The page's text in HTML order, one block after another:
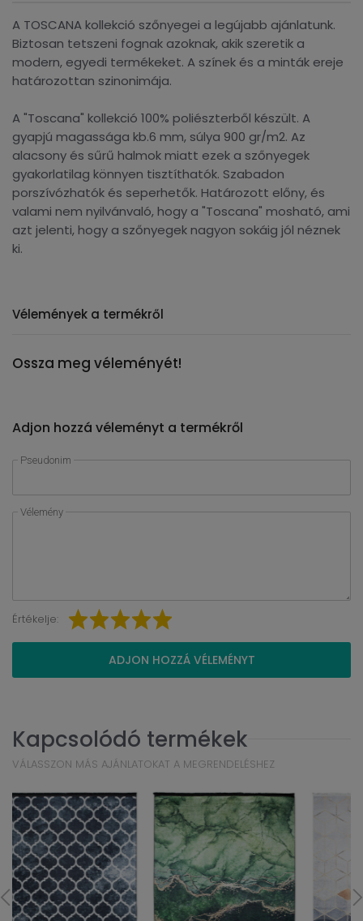
A TOSCANA kollekció szőnyegei a legújabb ajánlatunk.
Biztosan tetszeni fognak azoknak, akik szeretik a
modern, egyedi termékeket. A színek és a minták ereje
határozottan szinonimája.
A "Toscana" kollekció 100% poliészterből készült. A
gyapjú magassága kb.6 mm, súlya 900 gr/m2. Az
alacsony és sűrű halmok miatt ezek a szőnyegek
gyakorlatilag könnyen tisztíthatók. Szabadon
porszívózhatók és seperhetők. Határozott előny, és
valami nem nyilvánvaló, hogy a "Toscana" mosható, ami
azt jelenti, hogy a szőnyegek nagyon sokáig jól néznek
ki.
Vélemények a termékről
Ossza meg véleményét!
Adjon hozzá véleményt a termékről
Pseudonim
Vélemény
Értékelje:
ADJON HOZZÁ VÉLEMÉNYT
Kapcsolódó termékek
VÁLASSZON MÁS AJÁNLATOKAT A MEGRENDELÉSHEZ